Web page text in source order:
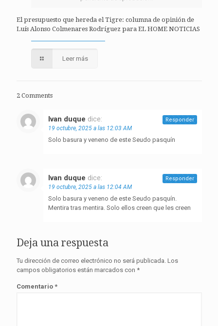
El presupuesto que hereda el Tigre: columna de opinión de
Luís Alonso Colmenares Rodríguez para EL HOME NOTICIAS
Leer más
2 Comments
Ivan duque dice:
19 octubre, 2025 a las 12:03 AM
Solo basura y veneno de este Seudo pasquín
Responder
Ivan duque dice:
19 octubre, 2025 a las 12:04 AM
Solo basura y veneno de este Seudo pasquín.
Mentira tras mentira. Solo ellos creen que les creen
Responder
Deja una respuesta
Tu dirección de correo electrónico no será publicada. Los
campos obligatorios están marcados con *
Comentario *